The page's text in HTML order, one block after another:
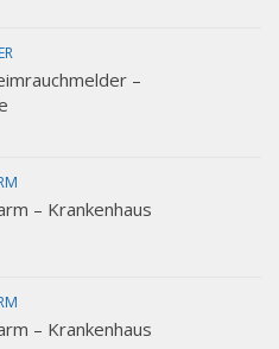
–
– Krankenhaus
– Krankenhaus